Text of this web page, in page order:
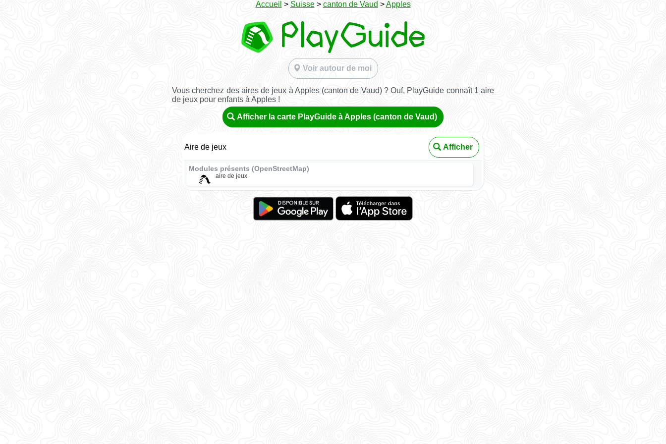
Accueil > Suisse> canton de Vaud >Apples
Voir autour de moi
Vous cherchez des aires de jeux à Apples (canton de Vaud) ? Ouf, PlayGuide connaît 1 aire
de jeux pour enfants à Apples !
Afficher la carte PlayGuide à Apples (canton de Vaud)
Aire de jeux Afficher
Modules présents (OpenStreetMap)
aire de jeux